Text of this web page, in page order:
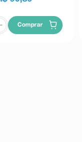
Comprar